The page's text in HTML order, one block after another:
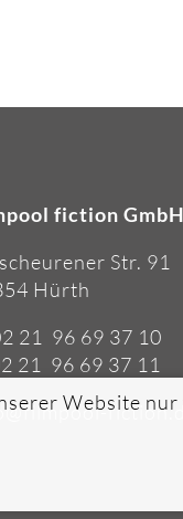
fiction GmbH
Str. 91
Hürth
21 96 69 37 10
21 96 69 37 11
Website